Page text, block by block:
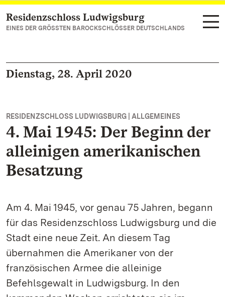
Zum Hauptinhalt springen
Residenzschloss Ludwigsburg
EINES DER GRÖSSTEN BAROCKSCHLÖSSER DEUTSCHLANDS
Dienstag, 28. April 2020
RESIDENZSCHLOSS LUDWIGSBURG | ALLGEMEINES
4. Mai 1945: Der Beginn der
alleinigen amerikanischen
Besatzung
Am 4. Mai 1945, vor genau 75 Jahren, begann
für das Residenzschloss Ludwigsburg und die
Stadt eine neue Zeit. An diesem Tag
übernahmen die Amerikaner von der
französischen Armee die alleinige
Befehlsgewalt in Ludwigsburg. In den